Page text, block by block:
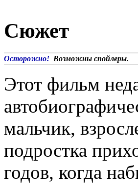
Сюжет
Осторожно! Возможны спойлеры.
Этот фильм
мальчик,
подростка
годов, когда